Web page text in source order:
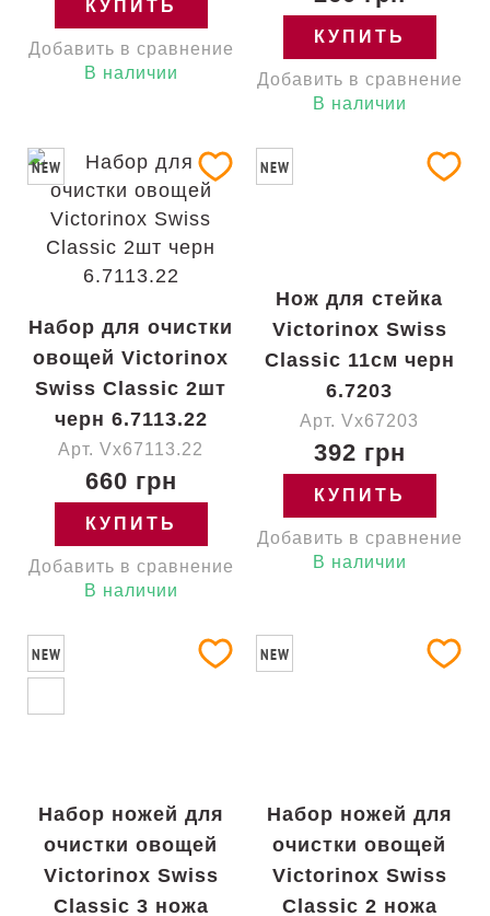
КУПИТЬ
Добавить в сравнение
В наличии
КУПИТЬ
Добавить в сравнение
В наличии
NEW
Набор для очистки
овощей Victorinox
Swiss Classic 2шт
черн 6.7113.22
Арт. Vx67113.22
660 грн
КУПИТЬ
Добавить в сравнение
В наличии
NEW
Нож для стейка
Victorinox Swiss
Classic 11см черн
6.7203
Арт. Vx67203
392 грн
КУПИТЬ
Добавить в сравнение
В наличии
NEW
Набор ножей для
очистки овощей
Victorinox Swiss
Classic 3 ножа
NEW
Набор ножей для
очистки овощей
Victorinox Swiss
Classic 2 ножа